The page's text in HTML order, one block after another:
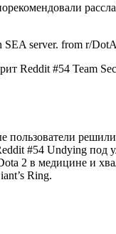
SEA server. from r/
Team
Undying под
Ring.